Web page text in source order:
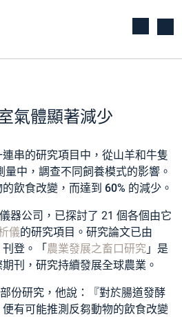
氣體顯著減少
串的研究項目中，從山羊和牛隻
量中，調查不同飼養模式的影響。
飲食改變，而達到 60% 的減少 。
器公司，已探討了 21 個各個由它
儀的研究項目。研究論文已由
刊登。「農業發展之畜口研究 」是
刊，研究持續發展全球農業。
份研究，他說：『對於腸道發酵
有可能推測反芻動物的飲食改變